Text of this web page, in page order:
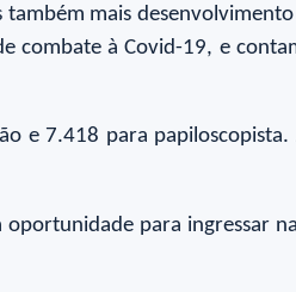
mais
combate à Covid-19, e
e 7.418 para
oportunidade para ingressar